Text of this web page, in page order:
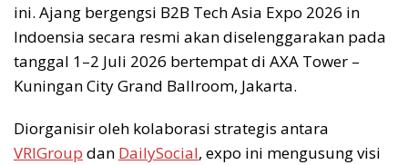
ini. Ajang bergengsi B2B Tech Asia Expo 2026 in
Indoensia secara resmi akan diselenggarakan pada
tanggal 1–2 Juli 2026 bertempat di AXA Tower –
Kuningan City Grand Ballroom, Jakarta.
Diorganisir oleh kolaborasi strategis antara
VRIGroup dan DailySocial, expo ini mengusung visi